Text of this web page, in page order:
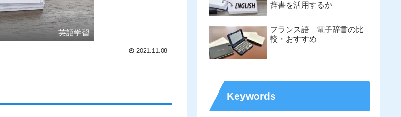
英語学習
2021.11.08
辞書を活用するか
フランス語 電子辞書の比
較・おすすめ
Keywords